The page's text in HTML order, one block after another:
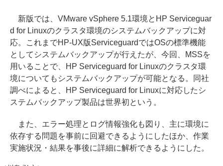
新版では、VMware vSphere 5.1環境とHP Serviceguar
d for Linuxのクラスタ環境のシステムバックアップに対
応。これまでHP-UX版ServiceguardではOSの標準機能
としてシステムバックアップが行えたが、今回、MSSを
用いることで、HP Serviceguard for Linuxのクラスタ環
境についてもシステムバックアップが可能となる。同社
調べによると、HP Serviceguard for Linuxに対応したシ
ステムバックアップ製品は世界初という。
また、エラー処理とログ情報強化も図り、主に環境に
依存する問題を事前に回避できるようにしたほか、作業
実施状況・結果を事後に詳細に解析できるようにした。